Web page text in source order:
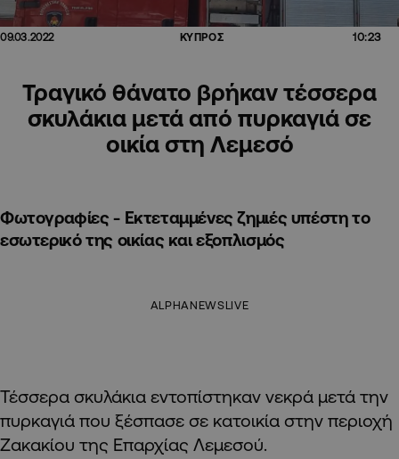
09.03.2022 ΚΥΠΡΟΣ 10:23
Τραγικό θάνατο βρήκαν τέσσερα
σκυλάκια μετά από πυρκαγιά σε
οικία στη Λεμεσό
Φωτογραφίες - Εκτεταμμένες ζημιές υπέστη το
εσωτερικό της οικίας και εξοπλισμός
ALPHANEWSLIVE
Τέσσερα σκυλάκια εντοπίστηκαν νεκρά μετά την
πυρκαγιά που ξέσπασε σε κατοικία στην περιοχή
Ζακακίου της Επαρχίας Λεμεσού.